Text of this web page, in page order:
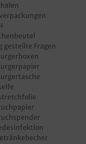
gestellte Fragen